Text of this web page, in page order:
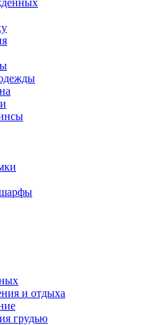
и отдыха
грудью